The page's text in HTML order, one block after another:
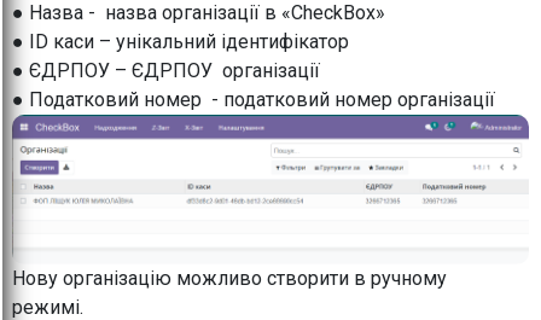
● Назва - назва організації в «CheckBox»
● ID каси – унікальний ідентифікатор
● ЄДРПОУ – ЄДРПОУ організації
● Податковий номер - податковий номер організації
Нову організацію можливо створити в ручному
режимі.